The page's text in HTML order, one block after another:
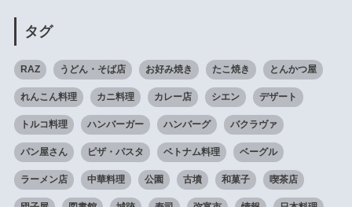
タグ
RAZ うどん・そば店 お好み焼き たこ焼き とんかつ屋
れんこん料理 カニ料理 カレー店 シエン デザート
トルコ料理 ハンバーガー ハンバーグ バクラヴァ
パン屋さん ピザ・パスタ ベトナム料理 ベーグル
ラーメン店 中華料理 公園 古墳 和菓子 喫茶店